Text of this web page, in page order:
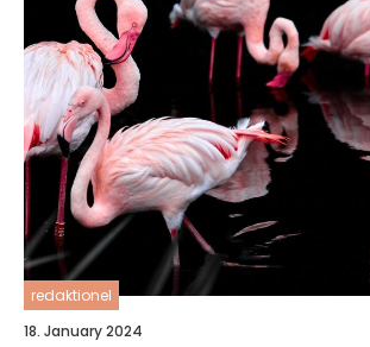
redaktionel
18. January 2024